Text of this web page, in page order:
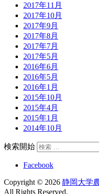
2017年11月
2017年10月
2017年9月
2017年8月
2017年7月
2017年5月
2016年6月
2016年5月
2016年1月
2015年10月
2015年4月
2015年1月
2014年10月
検索開始
Facebook
Copyright © 2026 静岡大学
All Rights Reserved.